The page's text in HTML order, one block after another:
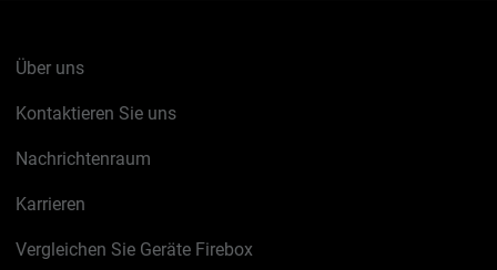
Über uns
Kontaktieren Sie uns
Nachrichtenraum
Karrieren
Vergleichen Sie Geräte Firebox